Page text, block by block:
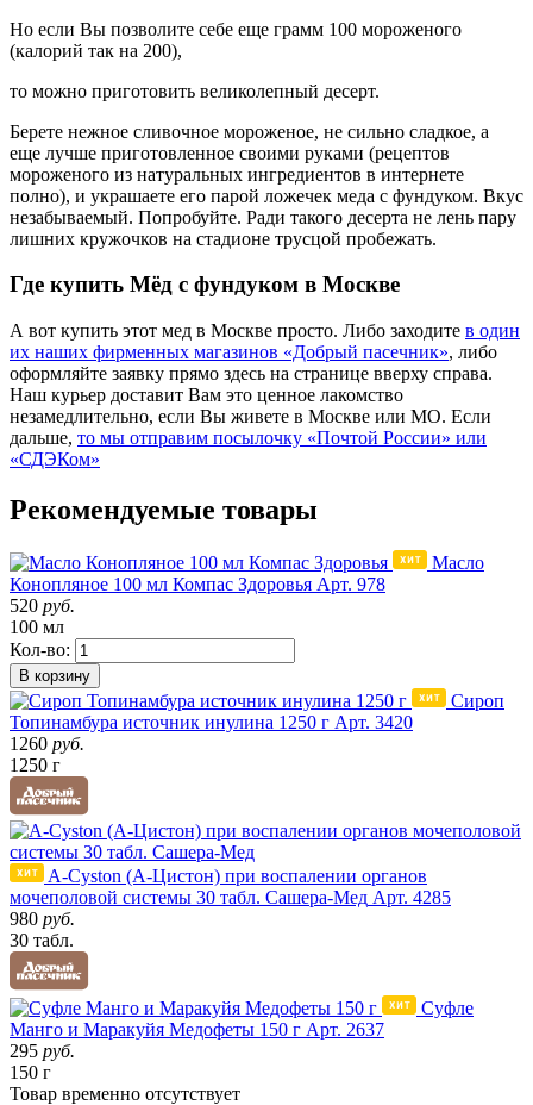
Но если Вы позволите себе еще грамм 100 мороженого
(калорий так на 200),
то можно приготовить великолепный десерт.
Берете нежное сливочное мороженое, не сильно сладкое, а
еще лучше приготовленное своими руками (рецептов
мороженого из натуральных ингредиентов в интернете
полно), и украшаете его парой ложечек меда с фундуком. Вкус
незабываемый. Попробуйте. Ради такого десерта не лень пару
лишних кружочков на стадионе трусцой пробежать.
Где купить Мёд с фундуком в Москве
А вот купить этот мед в Москве просто. Либо заходите в один
их наших фирменных магазинов «Добрый пасечник», либо
оформляйте заявку прямо здесь на странице вверху справа.
Наш курьер доставит Вам это ценное лакомство
незамедлительно, если Вы живете в Москве или МО. Если
дальше, то мы отправим посылочку «Почтой России» или
«СДЭКом»
Рекомендуемые товары
Масло
Конопляное 100 мл Компас Здоровья Арт. 978
520 руб.
100 мл
Кол-во:
В корзину
Сироп
Топинамбура источник инулина 1250 г Арт. 3420
1260 руб.
1250 г
A-Cyston (А-Цистон) при воспалении органов
мочеполовой системы 30 табл. Сашера-Мед Арт. 4285
980 руб.
30 табл.
Суфле
Манго и Маракуйя Медофеты 150 г Арт. 2637
295 руб.
150 г
Товар временно отсутствует